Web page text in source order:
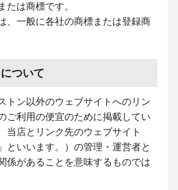
たは商標です。
、一般に各社の商標または登録商
ついて
トン以外のウェブサイトへのリン
ご利用の便宜のために掲載してい
当店とリンク先のウェブサイト
といいます。）の管理・運営者と
係があることを意味するものでは